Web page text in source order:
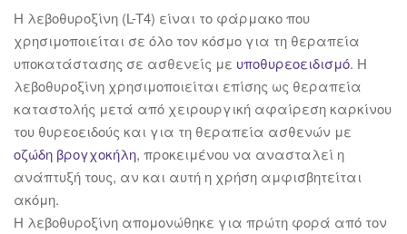
H λεβοθυροξίνη (L-T4) είναι το φάρμακο που
χρησιμοποιείται σε όλο τον κόσμο για τη θεραπεία
υποκατάστασης σε ασθενείς με υποθυρεοειδισμό. Η
λεβοθυροξίνη χρησιμοποιείται επίσης ως θεραπεία
καταστολής μετά από χειρουργική αφαίρεση καρκίνου
του θυρεοειδούς και για τη θεραπεία ασθενών με
οζώδη βρογχοκήλη, προκειμένου να ανασταλεί η
ανάπτυξή τους, αν και αυτή η χρήση αμφισβητείται
ακόμη.
Η λεβοθυροξίνη απομονώθηκε για πρώτη φορά από τον